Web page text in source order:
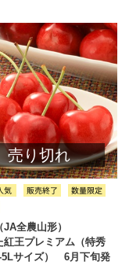
売り切れ
全農山形）
紅王プレミアム（特秀
5Lサイズ） 6月下旬発